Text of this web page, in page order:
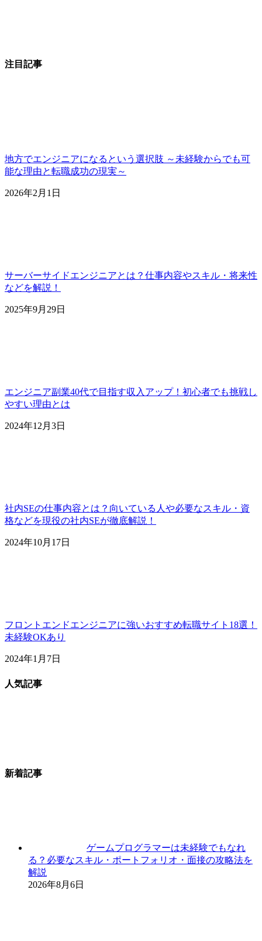
注目記事
地方でエンジニアになるという選択肢 ～未経験からでも可
能な理由と転職成功の現実～
2026年2月1日
サーバーサイドエンジニアとは？仕事内容やスキル・将来性
などを解説！
2025年9月29日
エンジニア副業40代で目指す収入アップ！初心者でも挑戦し
やすい理由とは
2024年12月3日
社内SEの仕事内容とは？向いている人や必要なスキル・資
格などを現役の社内SEが徹底解説！
2024年10月17日
フロントエンドエンジニアに強いおすすめ転職サイト18選！
未経験OKあり
2024年1月7日
人気記事
新着記事
ゲームプログラマーは未経験でもなれ
る？必要なスキル・ポートフォリオ・面接の攻略法を
解説
2026年8月6日